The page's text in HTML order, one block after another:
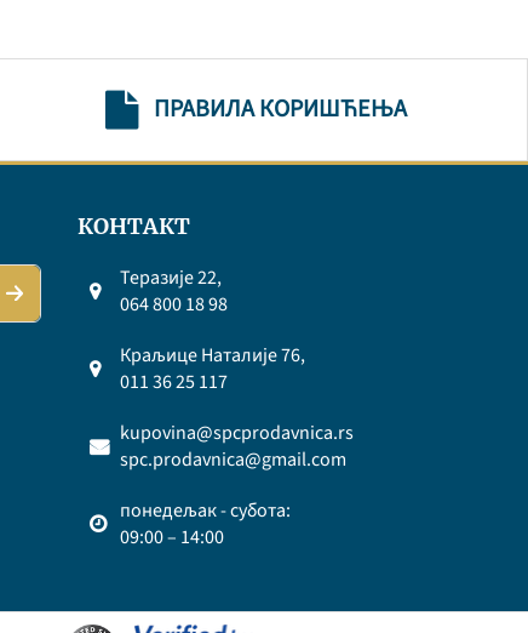
ПРАВИЛА КОРИШЋЕЊА
КОНТАКТ
Теразије 22,
064 800 18 98
Краљице Наталије 76,
011 36 25 117
kupovina@spcprodavnica.rs
spc.prodavnica@gmail.com
понедељак - субота:
09:00 – 14:00